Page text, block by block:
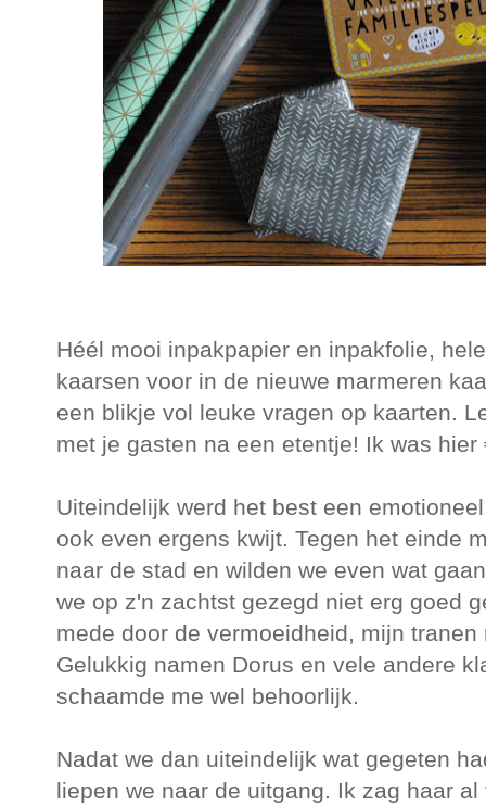
Héél mooi inpakpapier en inpakfolie,
kaarsen voor in de nieuwe marmeren
een blikje vol leuke vragen op kaarten.
met je gasten na een etentje! Ik was hier
Uiteindelijk werd het best een
ook even ergens kwijt. Tegen het einde
naar de stad en wilden we even wat
we op z'n zachtst gezegd niet erg goed
mede door de vermoeidheid, mijn
Gelukkig namen Dorus en vele andere
schaamde me wel behoorlijk.
Nadat we dan uiteindelijk wat gegeten
liepen we naar de uitgang. Ik zag haar